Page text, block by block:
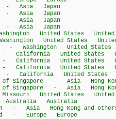
- Asia Japan
- Asia Japan
- Asia Japan
- Asia Japan
United States United
United States
- Washington United States
- California United States
- California United States
- California United States
- California United States
Singapore - Asia Hong
Singapore - Asia Hong
United States United
Australia
- Asia Hong Kong and
- Europe Europe